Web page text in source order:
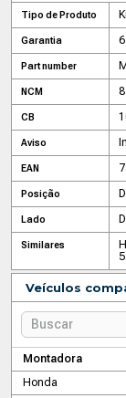
Tipo de Produto
Garantia
Part number
NCM
CB
Aviso
EAN
Posição
Lado
Similares
Veículos
Montadora
Honda